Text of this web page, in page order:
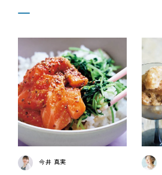
今井 真実